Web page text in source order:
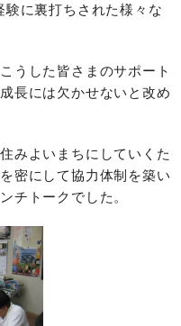
験に裏打ちされた様々な
うした皆さまのサポート
長には欠かせないと改め
みよいまちにしていくた
密にして協力体制を築い
チトークでした。